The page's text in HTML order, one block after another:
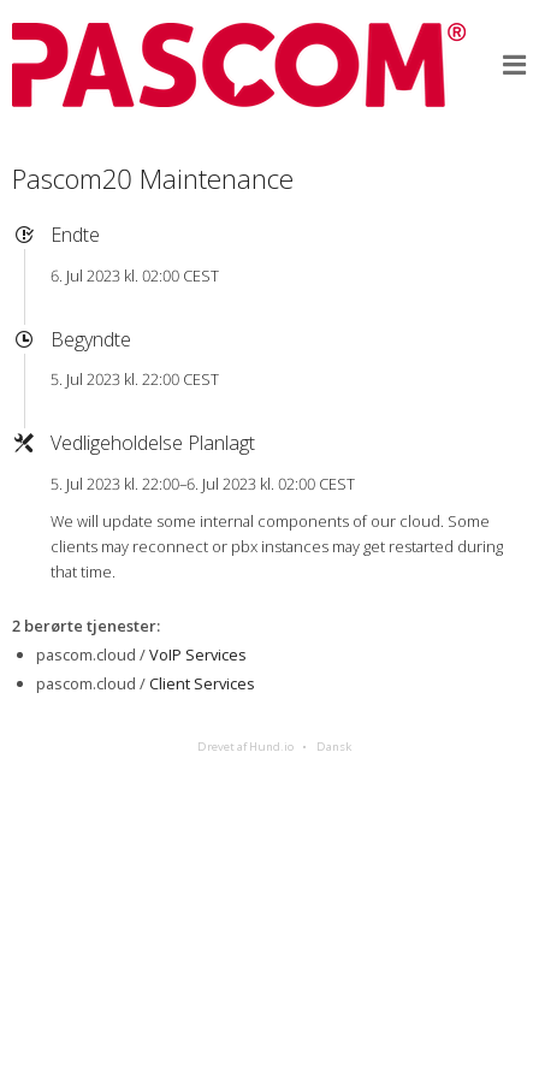
Pascom20 Maintenance
Endte
6. Jul 2023 kl. 02:00 CEST
Begyndte
5. Jul 2023 kl. 22:00 CEST
Vedligeholdelse Planlagt
5. Jul 2023 kl. 22:00–6. Jul 2023 kl. 02:00 CEST
We will update some internal components of our cloud. Some
clients may reconnect or pbx instances may get restarted during
that time.
2 berørte tjenester:
pascom.cloud /VoIP Services
pascom.cloud /Client Services
Drevet af Hund.io Dansk